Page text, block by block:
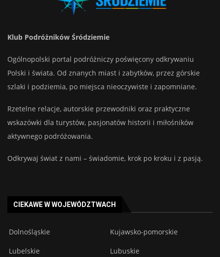
Klub Podróżników Śródziemie
Ogólnopolski portal podróżniczy poświęcony odkrywaniu
Polski i świata. Od znanych miast i zabytków, przez górskie
szlaki i podziemia, po miejsca nieoczywiste i zapomniane.
Rzetelne relacje, autorskie przewodniki oraz praktyczne
wskazówki dla turystów, pasjonatów historii i miłośników
aktywnego podróżowania.
Odkrywaj świat z nami – świadomie, krok po kroku i z pasją.
CIEKAWE W WOJEWÓDZTWACH
Dolnośląskie Kujawsko-pomorskie
Lubelskie Lubuskie